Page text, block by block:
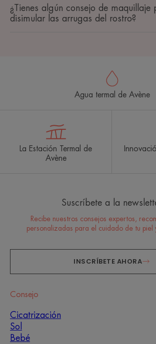
¿Tienes algún consejo de maquillaje
disimular las arrugas del rostro?
Agua termal de Avène
La Estación Termal de
Avène
Suscríbete a la
Recibe nuestros consejos expertos,
personalizadas para el cuidado de tu piel
INSCRÍBETE AHORA
Consejo
Cicatrización
Sol
Bebé